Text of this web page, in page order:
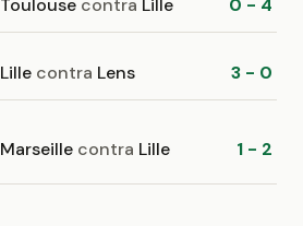
Toulouse contra Lille 0 - 4
Lille contra Lens 3 - 0
Marseille contra Lille 1 - 2